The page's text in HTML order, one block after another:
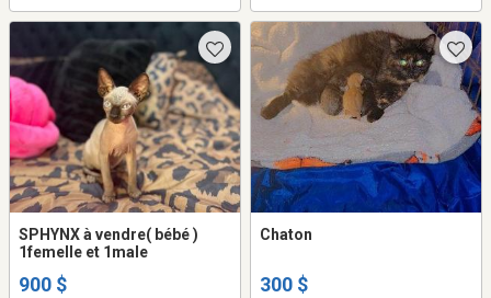
SPHYNX à vendre( bébé )
1femelle et 1male
900 $
Chaton
300 $